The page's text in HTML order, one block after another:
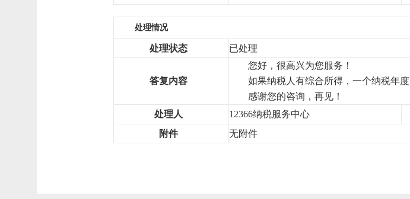
处理情况
处理状态 已处理
答复内容
您好，很高兴为您服务！
如果纳税人有综合所得，一个纳税年
感谢您的咨询，再见！
处理人
12366纳税服务中心
附件 无附件